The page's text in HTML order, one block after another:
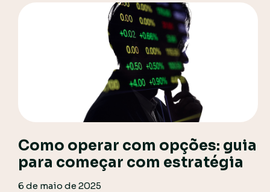
Como operar com opções: guia
para começar com estratégia
6 de maio de 2025